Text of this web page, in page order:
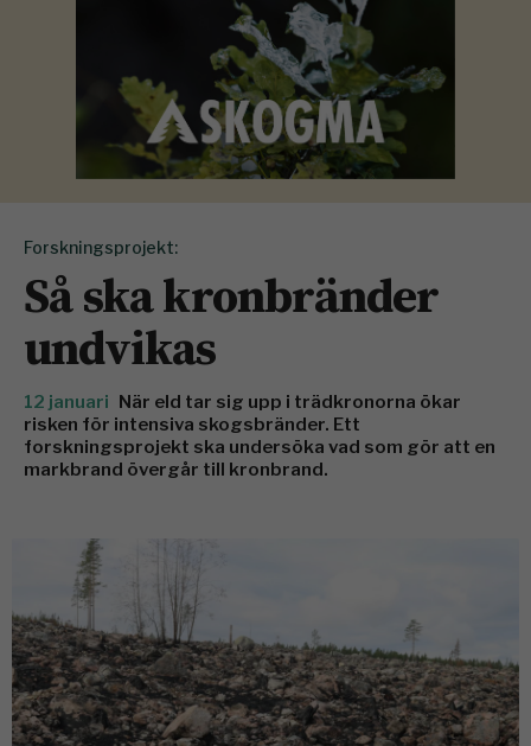
Forskningsprojekt:
Så ska kronbränder
undvikas
12 januari När eld tar sig upp i trädkronorna ökar
risken för intensiva skogsbränder. Ett
forskningsprojekt ska undersöka vad som gör att en
markbrand övergår till kronbrand.